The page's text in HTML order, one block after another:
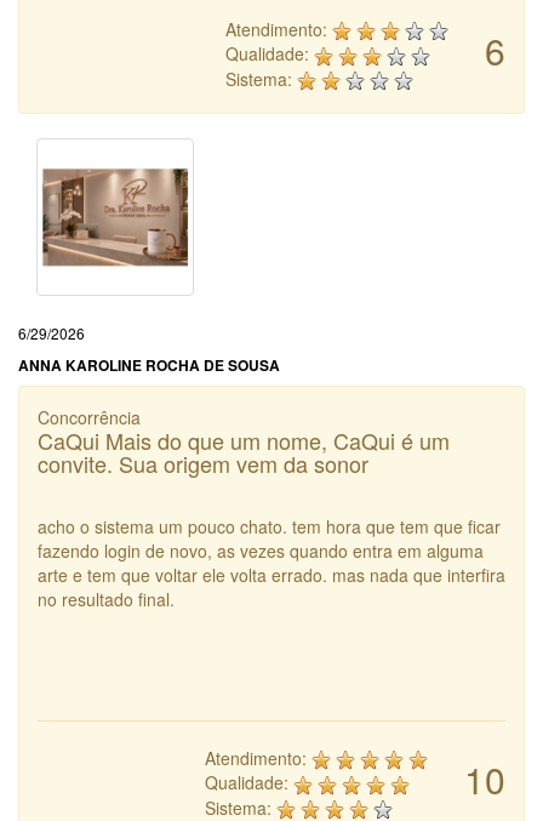
6
Atendimento:
Qualidade:
Sistema:
6/29/2026
ANNA KAROLINE ROCHA DE SOUSA
Concorrência
CaQui Mais do que um nome, CaQui é um
convite. Sua origem vem da sonor
acho o sistema um pouco chato. tem hora que tem que ficar
fazendo login de novo, as vezes quando entra em alguma
arte e tem que voltar ele volta errado. mas nada que interfira
no resultado final.
10
Atendimento:
Qualidade:
Sistema: